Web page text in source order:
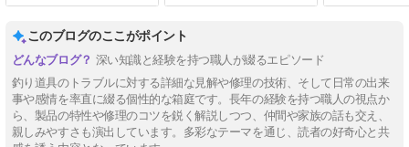
このブログのここがポイント
深い知識と経験を持つ職人が綴るエピソード
釣り道具のトラブルに対する詳細な見解や修理の技術、そして日常の出来
事や感情を率直に綴る個性的な箱庭です。長年の経験を持つ職人の視点か
ら、製品の特性や修理のコツを鋭く解説しつつ、仲間や家族の話も交え、
親しみやすさも演出しています。多彩なテーマを通じ、読者の好奇心と共